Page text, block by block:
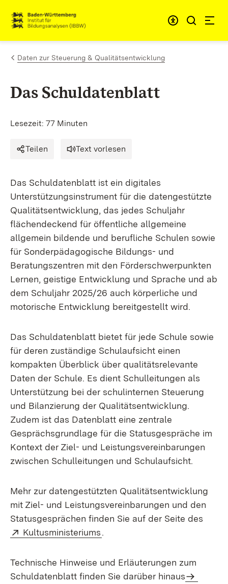
Zum Inhalt springen
Link zur Startseite
Daten zur Steuerung & Qualitätsentwicklung
Das Schuldatenblatt
Lesezeit: 77 Minuten
Teilen Text vorlesen
Das Schuldatenblatt ist ein digitales
Unterstützungsinstrument für die datengestützte
Qualitätsentwicklung, das jedes Schuljahr
flächendeckend für öffentliche allgemeine
allgemein bildende und berufliche Schulen sowie
für Sonderpädagogische Bildungs- und
Beratungszentren mit den Förderschwerpunkten
Lernen, geistige Entwicklung und Sprache und ab
dem Schuljahr 2025/26 auch körperliche und
motorische Entwicklung bereitgestellt wird.
Das Schuldatenblatt bietet für jede Schule sowie
für deren zuständige Schulaufsicht einen
kompakten Überblick über qualitätsrelevante
Daten der Schule. Es dient Schulleitungen als
Unterstützung bei der schulinternen Steuerung
und Bilanzierung der Qualitätsentwicklung.
Zudem ist das Datenblatt eine zentrale
Gesprächsgrundlage für die Statusgespräche im
Kontext der Ziel- und Leistungsvereinbarungen
zwischen Schulleitungen und Schulaufsicht.
Mehr zur datengestützten Qualitätsentwicklung
mit Ziel- und Leistungsvereinbarungen und den
Statusgesprächen finden Sie auf der Seite des
Extern:
Kultusministeriums.
Technische Hinweise und Erläuterungen zum
Schuldatenblatt finden Sie darüber hinaus